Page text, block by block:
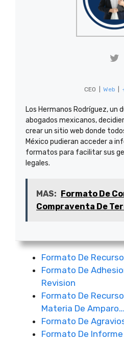
CEO Web
Los Hermanos Rodríguez, un
abogados mexicanos,
crear un sitio web donde
México pudieran acceder a
formatos para facilitar sus
legales.
MAS: Formato De
Compraventa De
Formato De
Formato De
Revision
Formato De
Materia De Amparo…
Formato De
Formato De